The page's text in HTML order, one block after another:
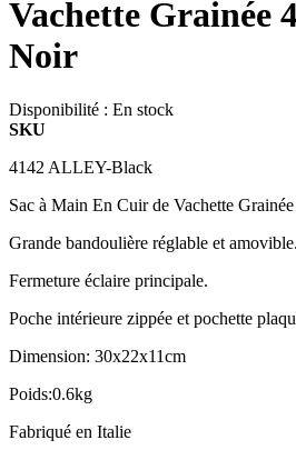
Vachette Grainée
Noir
Disponibilité : En stock
SKU
4142 ALLEY-Black
Sac à Main En Cuir de Vachette
Grande bandoulière réglable et amovible.
Fermeture éclaire principale.
Poche intérieure zippée et pochette
Dimension: 30x22x11cm
Poids:0.6kg
Fabriqué en Italie